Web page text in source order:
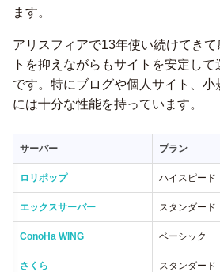
ます。
アリスフィアで13年使い続けてき
トを抑えながらもサイトを安定し
です。特にブログや個人サイト、小
には十分な性能を持っています。
サーバー プラン
ロリポップ ハイスピード
エックスサーバー スタンダード
ConoHa WING ベーシック
さくら スタンダード